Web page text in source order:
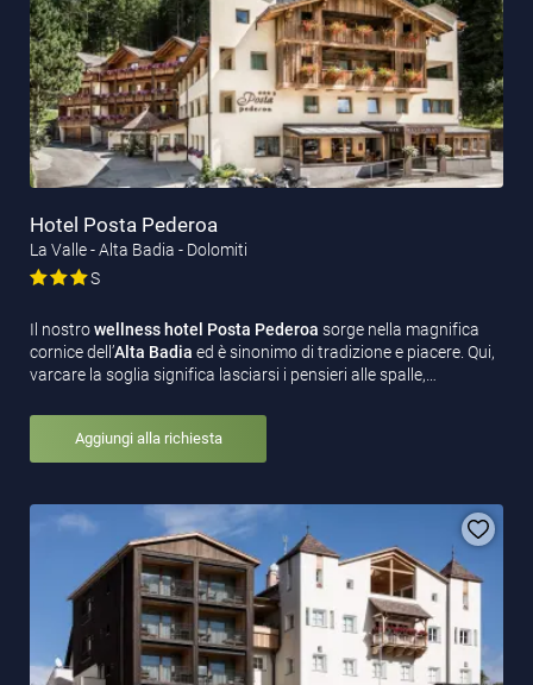
Hotel Posta Pederoa
La Valle - Alta Badia - Dolomiti
S
Il nostrowellness hotel Posta Pederoa sorge nella magnifica
cornice dell’Alta Badia ed è sinonimo di tradizione e piacere. Qui,
varcare la soglia significa lasciarsi i pensieri alle spalle,…
Aggiungi alla richiesta